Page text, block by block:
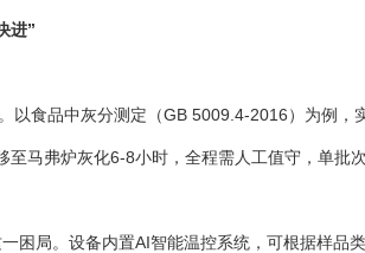
进”
以食品中灰分测定（GB 5009.4-2016）为例
至马弗炉灰化6-8小时，全程需人工值守，单
困局。设备内置AI智能温控系统，可根据样